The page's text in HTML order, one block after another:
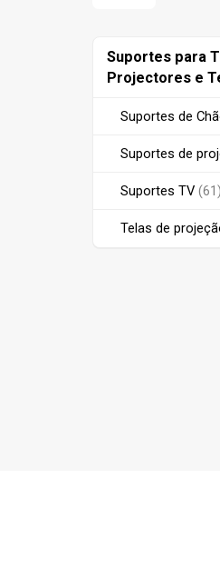
para
Projectores
Telas
Suportes para
Projectores e
Suportes de
Suportes de
Suportes TV (61)
Telas de